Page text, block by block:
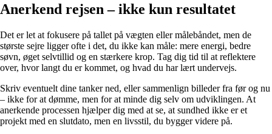
Anerkend rejsen – ikke kun resultatet
Det er let at fokusere på tallet på vægten eller målebåndet, men de
største sejre ligger ofte i det, du ikke kan måle: mere energi, bedre
søvn, øget selvtillid og en stærkere krop. Tag dig tid til at reflektere
over, hvor langt du er kommet, og hvad du har lært undervejs.
Skriv eventuelt dine tanker ned, eller sammenlign billeder fra før og nu
– ikke for at dømme, men for at minde dig selv om udviklingen. At
anerkende processen hjælper dig med at se, at sundhed ikke er et
projekt med en slutdato, men en livsstil, du bygger videre på.